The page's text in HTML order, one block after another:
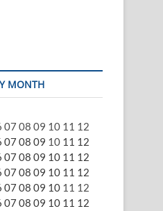
MONTH
07 08 09 10 11 12
07 08 09 10 11 12
07 08 09 10 11 12
07 08 09 10 11 12
07 08 09 10 11 12
07 08 09 10 11 12